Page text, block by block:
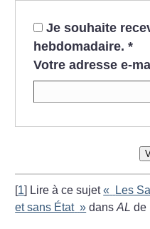
Je souhaite
hebdomadaire. *
Votre adresse e-
[1] Lire à ce sujet«
Les
et sans État » dansAL de